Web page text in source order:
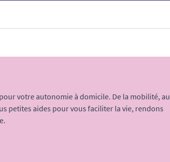
votre autonomie à domicile. De la mobilité, au
petites aides pour vous faciliter la vie, rendons